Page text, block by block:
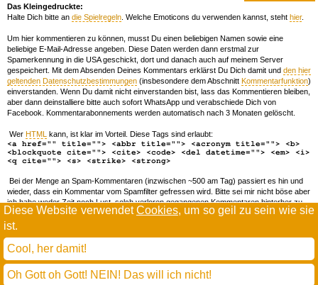
Diese Website verwendetCookies, um so geil zu sein wie sie
ist.
Cool, her damit!
Oh Gott oh Gott! NEIN! Das will ich nicht!
Das Kleingedruckte:
Halte Dich bitte an die Spielregeln . Welche Emoticons du verwenden kannst, steht hier.
Um hier kommentieren zu können, musst Du einen beliebigen Namen sowie eine
beliebige E-Mail-Adresse angeben. Diese Daten werden dann erstmal zur
Spamerkennung in die USA geschickt, dort und danach auch auf meinem Server
gespeichert. Mit dem Absenden Deines Kommentars erklärst Du Dich damit und den hier
geltenden Datenschutzbestimmungen (insbesondere dem Abschnitt Kommentarfunktion)
einverstanden. Wenn Du damit nicht einverstanden bist, lass das Kommentieren bleiben,
aber dann deinstalliere bitte auch sofort WhatsApp und verabschiede Dich von
Facebook. Kommentarabonnements werden automatisch nach 3 Monaten gelöscht.
Wer HTML kann, ist klar im Vorteil. Diese Tags sind erlaubt:
<a href="" title=""> <abbr title=""> <acronym title=""> <b>
<blockquote cite=""> <cite> <code> <del datetime=""> <em> <i>
<q cite=""> <s> <strike> <strong>
Bei der Menge an Spam-Kommentaren (inzwischen ~500 am Tag) passiert es hin und
wieder, dass ein Kommentar vom Spamfilter gefressen wird. Bitte sei mir nicht böse aber
ich habe weder Zeit noch Lust, solch verloren gegangenen Kommentaren hinterher zu
forschen. Wenn das öfters passiert, schreib' mir 'ne Mail damit ich dich whitelisten kann.
todamax rennt aufwordpress
(mit minimalen anpassungen in oberlängen und kerning)
* daMaxentgendert nach Hermes Phettberg